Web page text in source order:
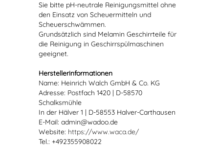
Sie bitte pH-neutrale Reinigungsmittel ohne
den Einsatz von Scheuermitteln und
Scheuerschwämmen.
Grundsätzlich sind Melamin Geschirrteile für
die Reinigung in Geschirrspülmaschinen
geeignet.
Herstellerinformationen
Name: Heinrich Walch GmbH & Co. KG
Adresse: Postfach 1420 | D-58570
Schalksmühle
In der Hälver 1 | D-58553 Halver-Carthausen
E-Mail: admin@wadoo.de
Website: https://www.waca.de/
Tel.: +492355908022